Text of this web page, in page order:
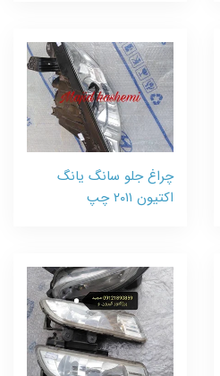
چراغ جلو سانگ یانگ
اکتیون ٢٠١١ چپ